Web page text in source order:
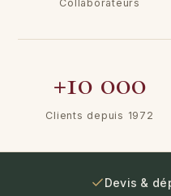
Collaborateurs
+10 000
Clients depuis 1972
Devis &